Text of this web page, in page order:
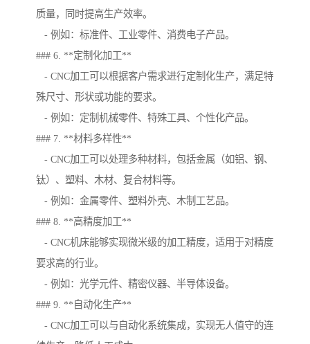
质量，同时提高生产效率。
- 例如：标准件、工业零件、消费电子产品。
### 6. **定制化加工**
- CNC加工可以根据客户需求进行定制化生产，满足特
殊尺寸、形状或功能的要求。
- 例如：定制机械零件、特殊工具、个性化产品。
### 7. **材料多样性**
- CNC加工可以处理多种材料，包括金属（如铝、钢、
钛）、塑料、木材、复合材料等。
- 例如：金属零件、塑料外壳、木制工艺品。
### 8. **高精度加工**
- CNC机床能够实现微米级的加工精度，适用于对精度
要求高的行业。
- 例如：光学元件、精密仪器、半导体设备。
### 9. **自动化生产**
- CNC加工可以与自动化系统集成，实现无人值守的连